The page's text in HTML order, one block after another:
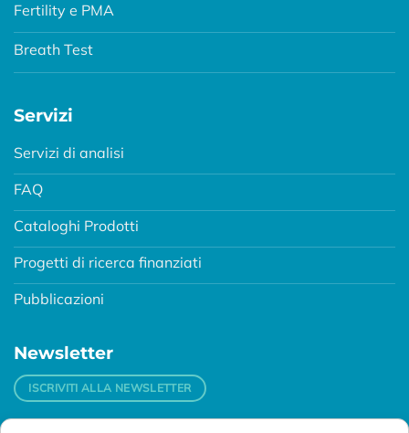
Fertility e PMA
Breath Test
Servizi
Servizi di analisi
FAQ
Cataloghi Prodotti
Progetti di ricerca finanziati
Pubblicazioni
Newsletter
ISCRIVITI ALLA NEWSLETTER